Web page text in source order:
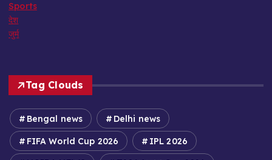
Sports
देश
जुर्म
Tag Clouds
Bengal news Delhi news
FIFA World Cup 2026 IPL 2026